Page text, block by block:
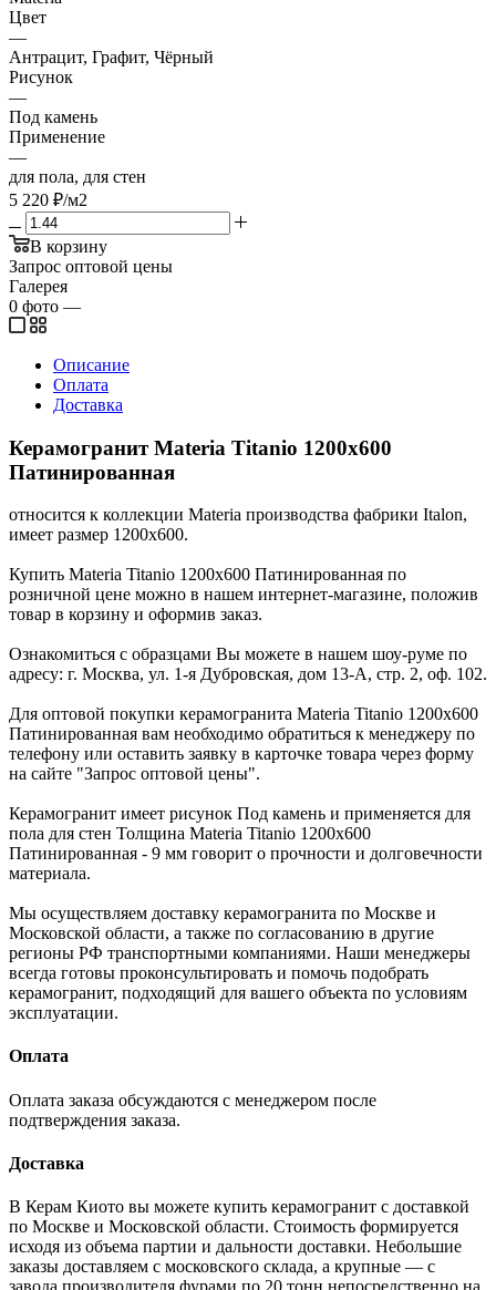
Цвет
—
Антрацит, Графит, Чёрный
Рисунок
—
Под камень
Применение
—
для пола, для стен
5 220 ₽/м2
В корзину
Запрос оптовой цены
Галерея
0 фото —
Описание
Оплата
Доставка
Керамогранит Materia Titanio 1200х600
Патинированная
относится к коллекции Materia производства фабрики Italon,
имеет размер 1200x600.
Купить Materia Titanio 1200х600 Патинированная по
розничной цене можно в нашем интернет-магазине, положив
товар в корзину и оформив заказ.
Ознакомиться с образцами Вы можете в нашем шоу-руме по
адресу: г. Москва, ул. 1-я Дубровская, дом 13-А, стр. 2, оф. 102.
Для оптовой покупки керамогранита Materia Titanio 1200х600
Патинированная вам необходимо обратиться к менеджеру по
телефону или оставить заявку в карточке товара через форму
на сайте "Запрос оптовой цены".
Керамогранит имеет рисунок Под камень и применяется для
пола для стен Толщина Materia Titanio 1200х600
Патинированная - 9 мм говорит о прочности и долговечности
материала.
Мы осуществляем доставку керамогранита по Москве и
Московской области, а также по согласованию в другие
регионы РФ транспортными компаниями. Наши менеджеры
всегда готовы проконсультировать и помочь подобрать
керамогранит, подходящий для вашего объекта по условиям
эксплуатации.
Оплата
Оплата заказа обсуждаются с менеджером после
подтверждения заказа.
Доставка
В Керам Киото вы можете купить керамогранит с доставкой
по Москве и Московской области. Стоимость формируется
исходя из объема партии и дальности доставки. Небольшие
заказы доставляем с московского склада, а крупные — с